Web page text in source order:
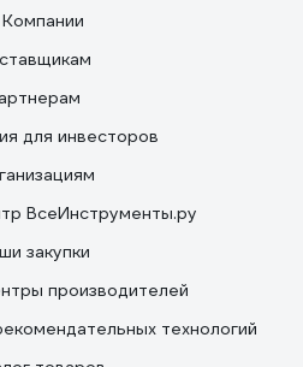
для инвесторов
ВсеИнструменты.ру
закупки
производителей
технологий